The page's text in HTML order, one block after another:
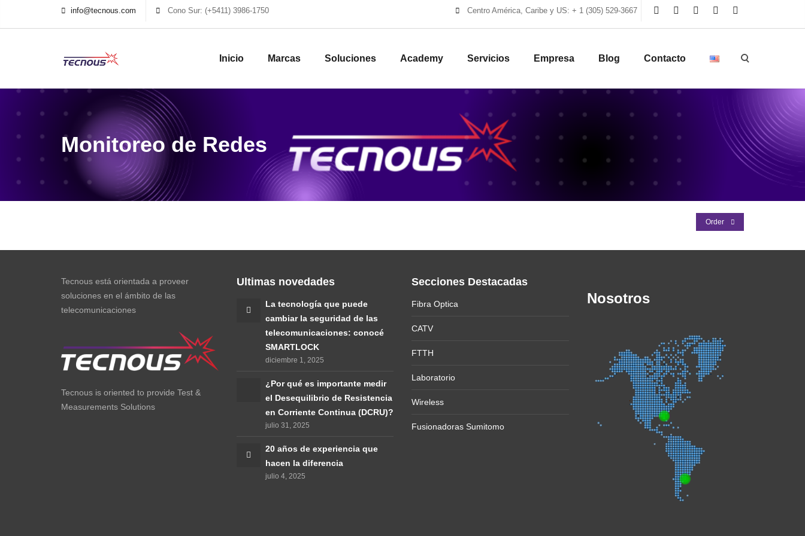
info@tecnous.com Cono Sur: (+5411) 3986-1750 Centro América, Caribe y US: + 1 (305) 529-3667
Inicio Marcas Soluciones Academy Servicios Empresa Blog Contacto
Monitoreo de Redes
Order
Tecnous está orientada a proveer
soluciones en el ámbito de las
telecomunicaciones
Tecnous is oriented to provide Test &
Measurements Solutions
Ultimas novedades
La tecnología que puede
cambiar la seguridad de las
telecomunicaciones: conocé
SMARTLOCK
diciembre 1, 2025
¿Por qué es importante medir
el Desequilibrio de Resistencia
en Corriente Continua (DCRU)?
julio 31, 2025
20 años de experiencia que
hacen la diferencia
julio 4, 2025
Secciones Destacadas
Fibra Optica
CATV
FTTH
Laboratorio
Wireless
Fusionadoras Sumitomo
Nosotros